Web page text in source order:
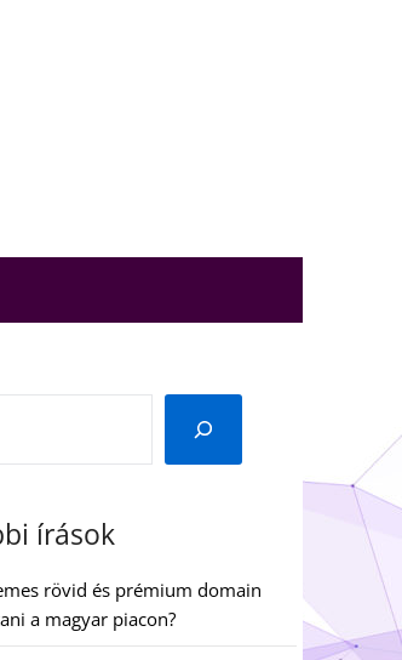
írások
rövid és prémium domain
a magyar piacon?